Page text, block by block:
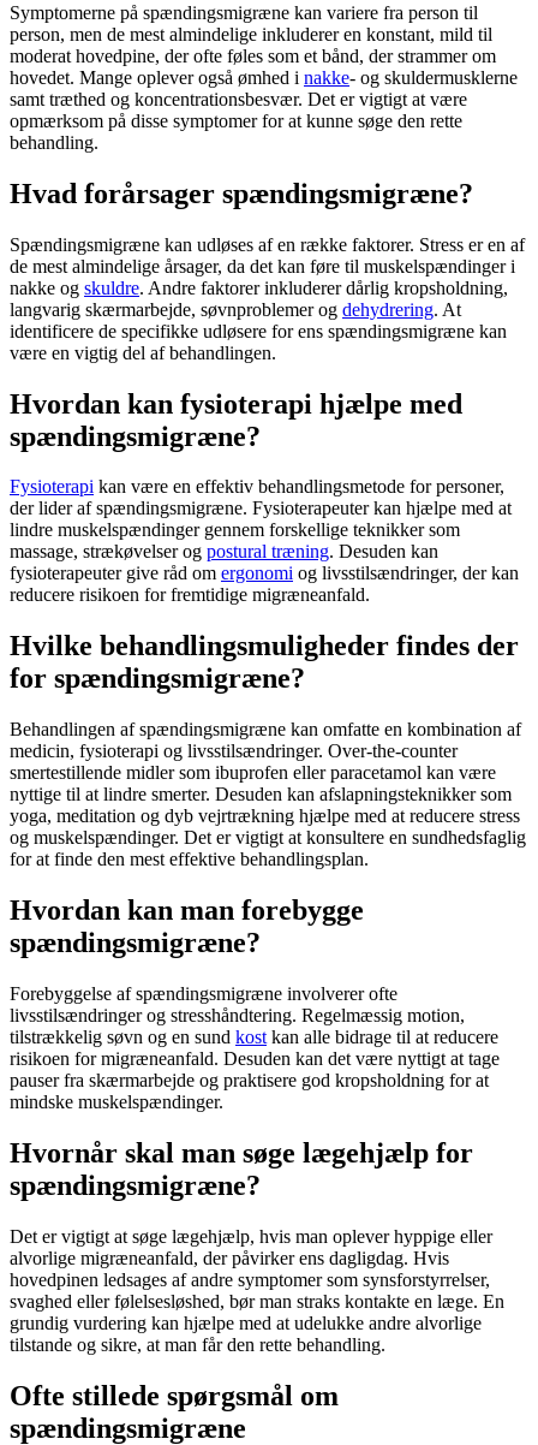
Symptomerne på spændingsmigræne kan variere fra person til
person, men de mest almindelige inkluderer en konstant, mild til
moderat hovedpine, der ofte føles som et bånd, der strammer om
hovedet. Mange oplever også ømhed i nakke- og skuldermusklerne
samt træthed og koncentrationsbesvær. Det er vigtigt at være
opmærksom på disse symptomer for at kunne søge den rette
behandling.
Hvad forårsager spændingsmigræne?
Spændingsmigræne kan udløses af en række faktorer. Stress er en af
de mest almindelige årsager, da det kan føre til muskelspændingeri
nakke og skuldre. Andre faktorer inkluderer dårlig kropsholdning,
langvarig skærmarbejde, søvnproblemer og dehydrering. At
identificere de specifikke udløsere for ens spændingsmigræne kan
være en vigtig del af behandlingen.
Hvordan kan fysioterapi hjælpe med
spændingsmigræne?
Fysioterapi kan være en effektiv behandlingsmetode for personer,
der lider afspændingsmigræne. Fysioterapeuter kan hjælpe med at
lindre muskelspændingergennem forskellige teknikker som
massage, strækøvelser og postural træning. Desuden kan
fysioterapeuter give råd om ergonomi og livsstilsændringer, der kan
reducere risikoen for fremtidige migræneanfald.
Hvilke behandlingsmuligheder findes der
for spændingsmigræne?
Behandlingen afspændingsmigræne kan omfatte en kombination af
medicin, fysioterapi og livsstilsændringer. Over-the-counter
smertestillende midler som ibuprofen eller paracetamol kan være
nyttige til at lindre smerter. Desuden kan afslapningsteknikker som
yoga, meditation og dyb vejrtrækning hjælpe med at reducere stress
og muskelspændinger. Det er vigtigt at konsultere en sundhedsfaglig
for at finde den mest effektive behandlingsplan.
Hvordan kan man forebygge
spændingsmigræne?
Forebyggelse afspændingsmigræne involverer ofte
livsstilsændringer og stresshåndtering. Regelmæssig motion,
tilstrækkelig søvn og en sund kost kan alle bidrage til at reducere
risikoen for migræneanfald. Desuden kan det være nyttigt at tage
pauser fra skærmarbejde og praktisere god kropsholdning for at
mindske muskelspændinger.
Hvornår skal man søge lægehjælp for
spændingsmigræne?
Det er vigtigt at søge lægehjælp, hvis man oplever hyppige eller
alvorlige migræneanfald, der påvirker ens dagligdag. Hvis
hovedpinen ledsages af andre symptomer som synsforstyrrelser,
svaghed eller følelsesløshed, bør man straks kontakte en læge. En
grundig vurdering kan hjælpe med at udelukke andre alvorlige
tilstande og sikre, at man får den rette behandling.
Ofte stillede spørgsmål om
spændingsmigræne